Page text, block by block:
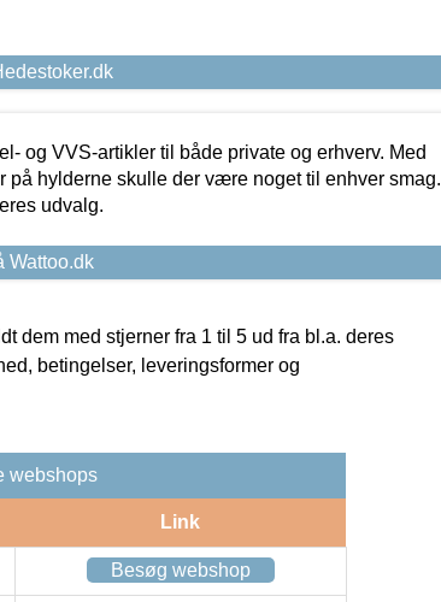
og VVS-artikler til både private og erhverv. Med
på hylderne skulle der være noget til enhver smag.
udvalg.
Wattoo.dk
dem med stjerner fra 1 til 5 ud fra bl.a. deres
betingelser, leveringsformer og
webshops
Link
Besøg webshop